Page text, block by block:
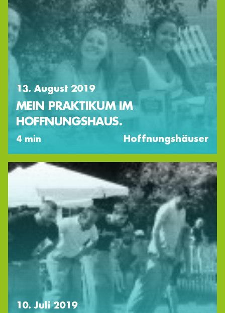
13. August 2019
MEIN PRAKTIKUM IM
HOFFNUNGSHAUS.
4 min Hoffnungshäuser
10. Juli 2019